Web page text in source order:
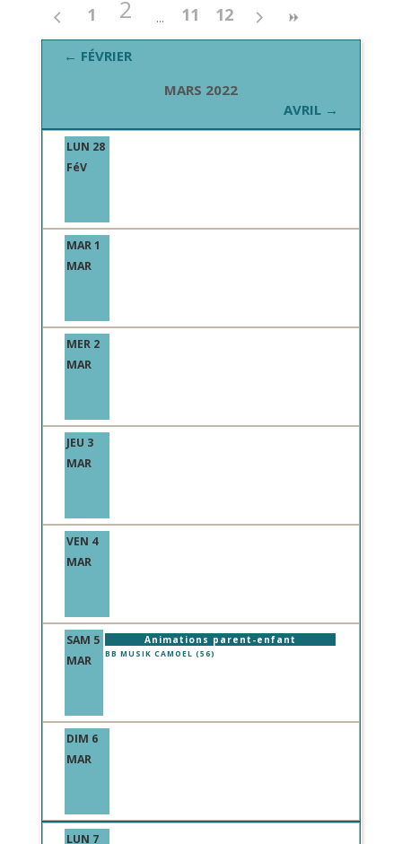
1 2 11 12
← FÉVRIER
MARS 2022
AVRIL →
LUN 28
FéV
MAR 1
MAR
MER 2
MAR
JEU 3
MAR
VEN 4
MAR
SAM 5
MAR
Animations parent-enfant
BB MUSIK CAMOEL (56)
DIM 6
MAR
LUN 7